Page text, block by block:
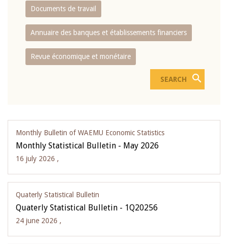
Documents de travail
Annuaire des banques et établissements financiers
Revue économique et monétaire
Monthly Bulletin of WAEMU Economic Statistics
Monthly Statistical Bulletin - May 2026
16 july 2026 ,
Quaterly Statistical Bulletin
Quaterly Statistical Bulletin - 1Q20256
24 june 2026 ,